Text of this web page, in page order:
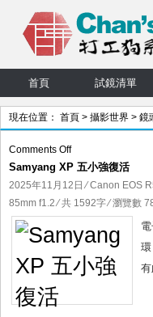
首頁 試鏡清單
現在位置： 首頁 > 攝影世界 > 鏡
Comments Offon
Samyang
XP
五
小
強
復
活
Samyang XP 五小強復活
2025年11月12日 ⁄Canon EOS
85mm f1.2⁄ 共 1592字 ⁄ 瀏覽數